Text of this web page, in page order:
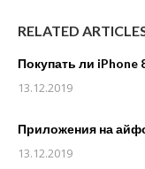
RELATED
Покупать ли iPhone
13.12.2019
Приложения на
13.12.2019